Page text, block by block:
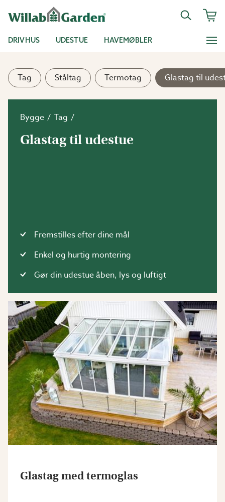
DRIVHUS UDESTUE HAVEMØBLER
Tag Ståltag Termotag Glastag til
Bygge Tag
Glastag til udestue
Fremstilles efter dine mål
Enkel og hurtig montering
Gør din udestue åben, lys og luftigt
Glastag med termoglas